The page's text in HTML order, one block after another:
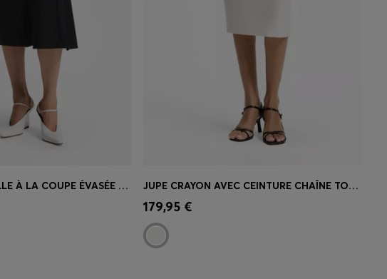
JUPE PORTEFEUILLE À LA COUPE ÉVASÉE EN COTON STRETCH
Achat rapide
taille)
JUPE CRAYON AVEC CEINTURE CHAÎNE TON OR
179,95 €